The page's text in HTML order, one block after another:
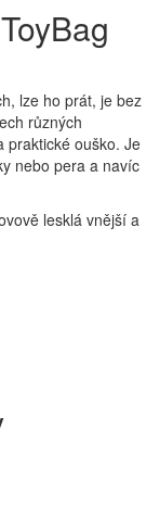
lze ho prát, je bez
různých
praktické ouško. Je
nebo pera a navíc
lesklá vnější a